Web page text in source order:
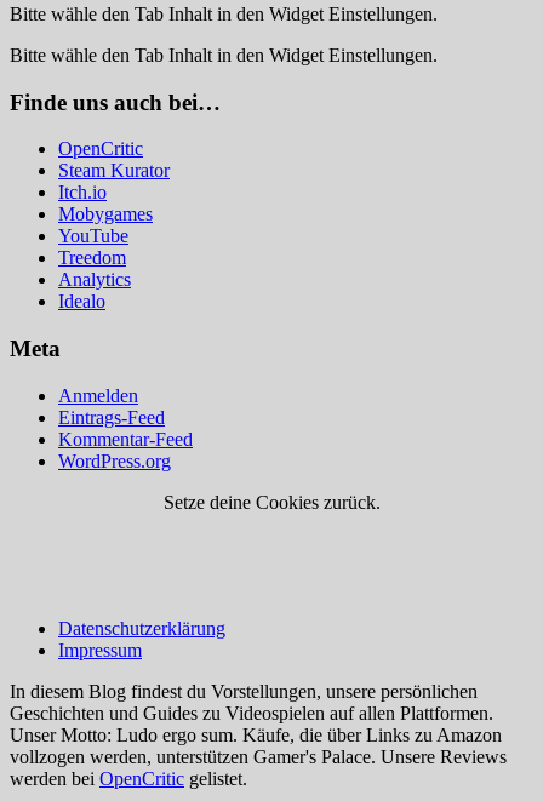
Bitte wähle den Tab Inhalt in den Widget Einstellungen.
Bitte wähle den Tab Inhalt in den Widget Einstellungen.
Finde uns auch bei…
OpenCritic
Steam Kurator
Itch.io
Mobygames
YouTube
Treedom
Analytics
Idealo
Meta
Anmelden
Eintrags-Feed
Kommentar-Feed
WordPress.org
Setze deine Cookies zurück.
Datenschutzerklärung
Impressum
In diesem Blog findest du Vorstellungen, unsere persönlichen
Geschichten und Guides zu Videospielen auf allen Plattformen.
Unser Motto: Ludo ergo sum. Käufe, die über Links zu Amazon
vollzogen werden, unterstützen Gamer's Palace. Unsere Reviews
werden bei OpenCritic gelistet.